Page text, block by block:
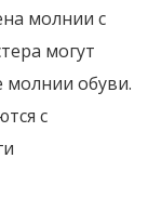
молнии с
могут
молнии обуви.
с